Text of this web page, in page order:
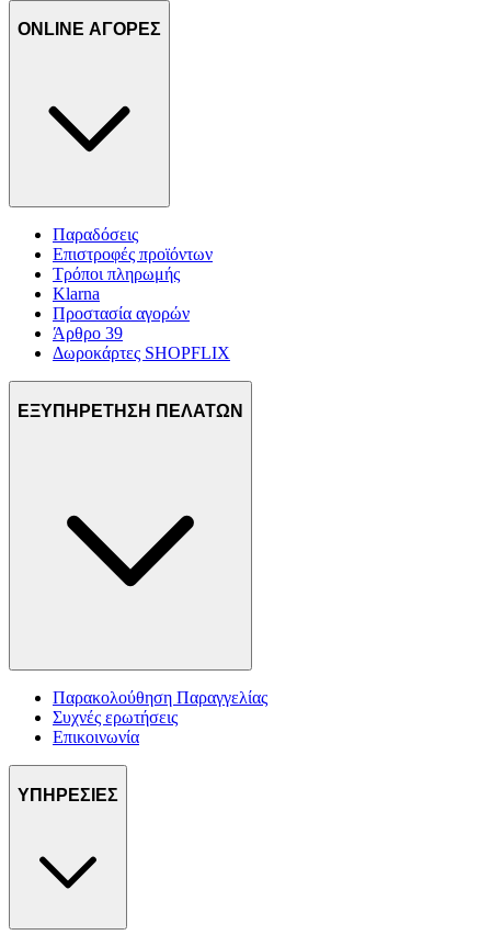
ONLINE ΑΓΟΡΕΣ
Παραδόσεις
Επιστροφές προϊόντων
Τρόποι πληρωμής
Klarna
Προστασία αγορών
Άρθρο 39
Δωροκάρτες SHOPFLIX
ΕΞΥΠΗΡΕΤΗΣΗ ΠΕΛΑΤΩΝ
Παρακολούθηση Παραγγελίας
Συχνές ερωτήσεις
Επικοινωνία
ΥΠΗΡΕΣΙΕΣ